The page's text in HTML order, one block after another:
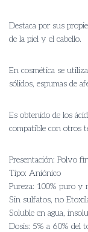
Destaca por sus
de la piel y el cabello.
En cosmética se
sólidos, espumas de
Es obtenido de los
compatible con otros
Presentación: Polvo
Tipo: Aniónico
Pureza: 100% puro y
Sin sulfatos, no
Soluble en agua,
Dosis: 5% a 60% del